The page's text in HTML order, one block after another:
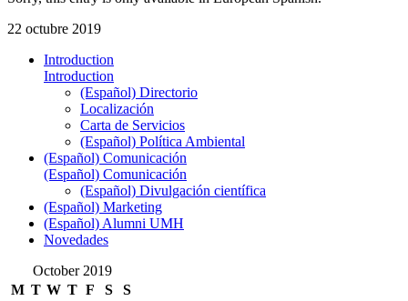
22 octubre 2019
Introduction
Introduction
(Español) Directorio
Localización
Carta de Servicios
(Español) Política Ambiental
(Español) Comunicación
(Español) Comunicación
(Español) Divulgación científica
(Español) Marketing
(Español) Alumni UMH
Novedades
October 2019
M T W T F S
S